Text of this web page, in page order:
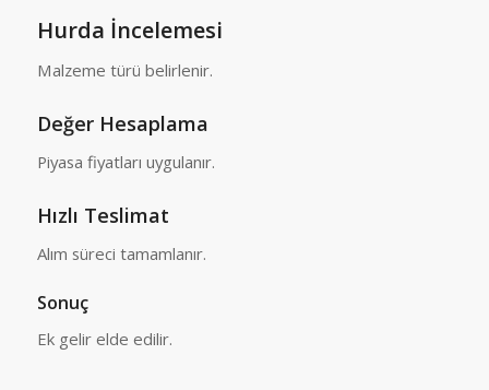
Hurda İncelemesi
Malzeme türü belirlenir.
Değer Hesaplama
Piyasa fiyatları uygulanır.
Hızlı Teslimat
Alım süreci tamamlanır.
Sonuç
Ek gelir elde edilir.